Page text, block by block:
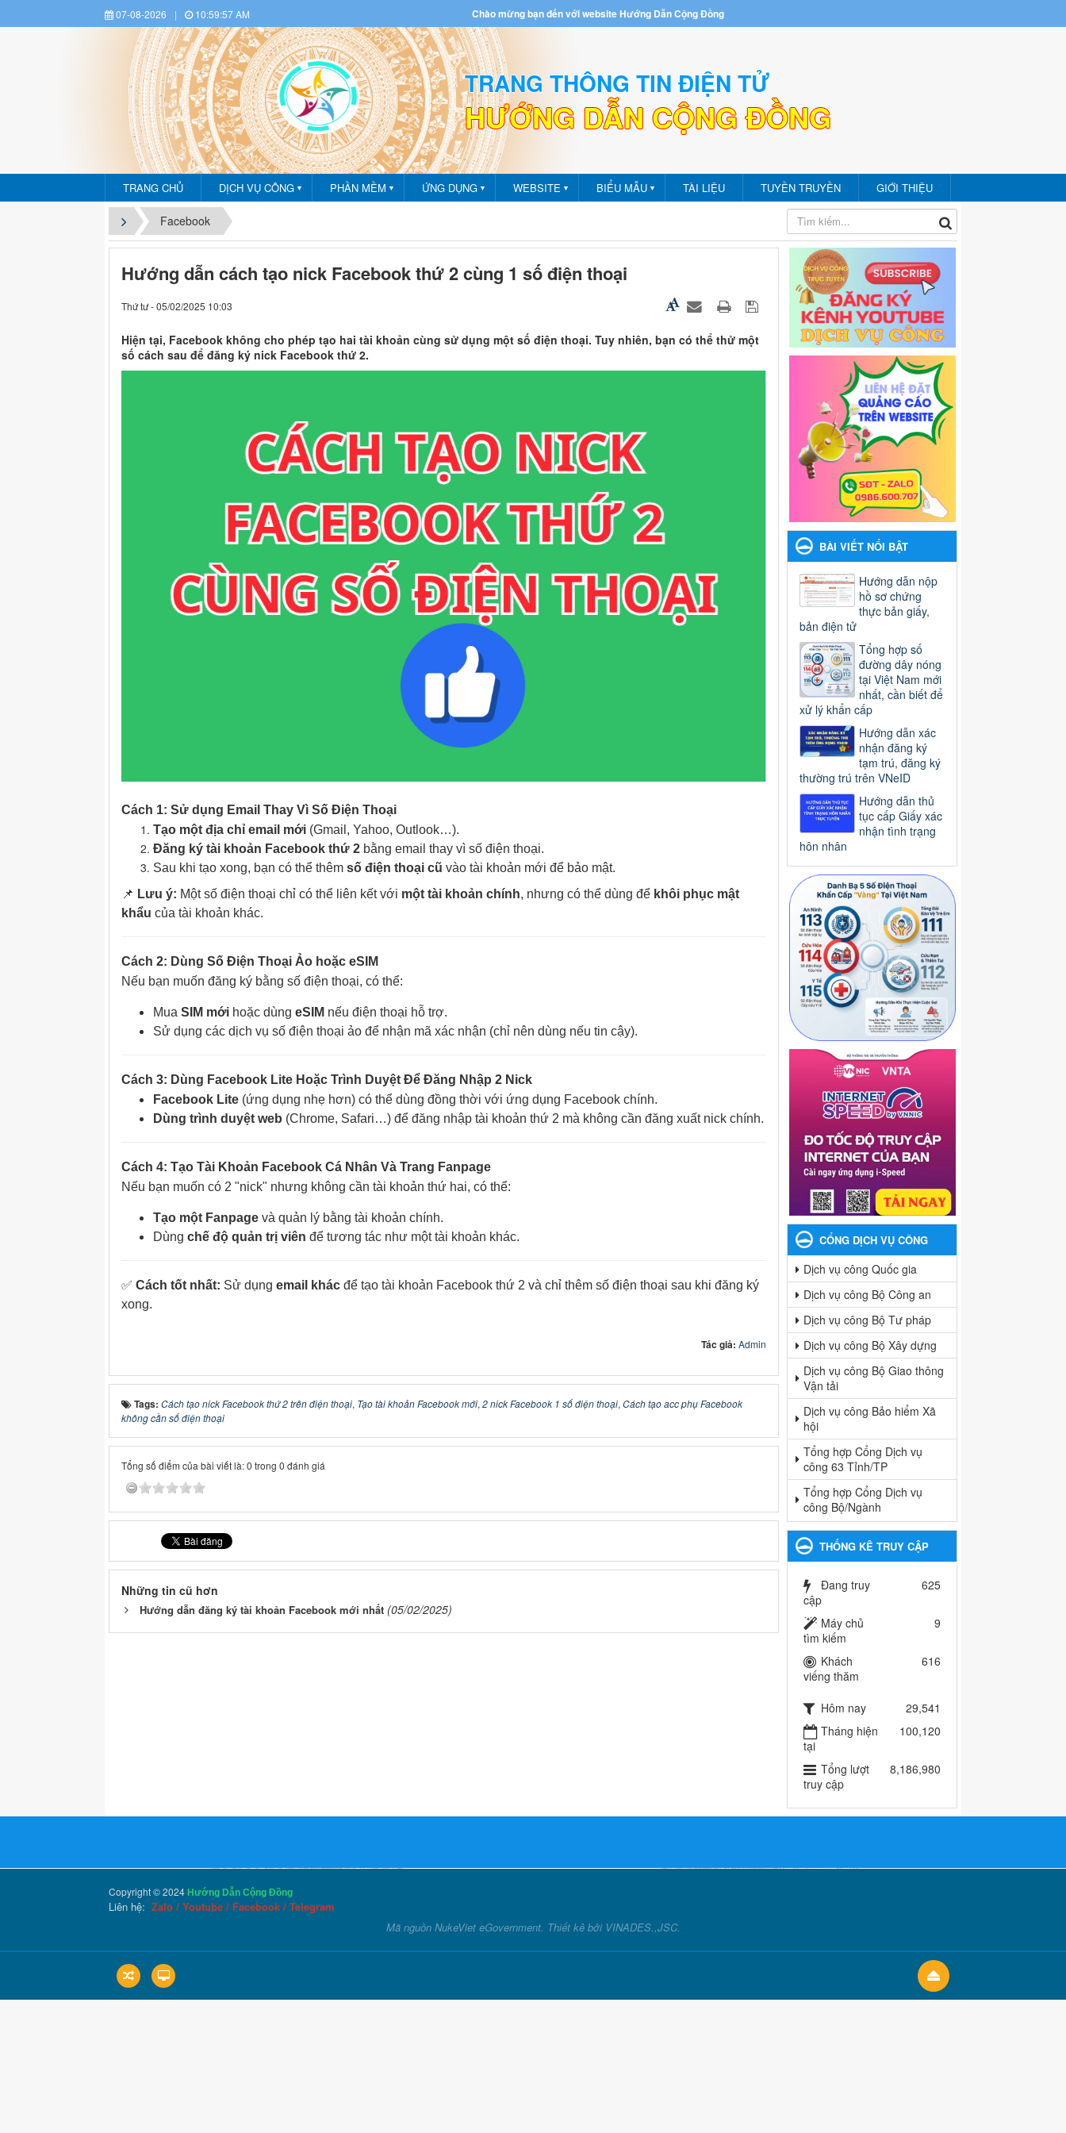
07-08-2026 | 10:59:58 AM Chào mừng bạn đến với website Hướng Dẫn Cộng Đồng
Dịch vụ công - Phần mềm - Ứng dụng
TRANG THÔNG TIN ĐIỆN TỬ
HƯỚNG DẪN CỘNG ĐỒNG
TRANG CHỦ DỊCH VỤ CÔNG ▼ PHẦN MỀM ▼ ỨNG DỤNG ▼ WEBSITE ▼ BIỂU MẪU ▼ TÀI LIỆU TUYỀN TRUYỀN GIỚI THIỆU
Facebook
Hướng dẫn cách tạo nick Facebook thứ 2 cùng 1 số điện thoại
Thứ tư - 05/02/2025 10:03
Hiện tại, Facebook không cho phép tạo hai tài khoản cùng sử dụng một số điện thoại. Tuy nhiên, bạn có thể thử một
số cách sau để đăng ký nick Facebook thứ 2.
Cách 1: Sử dụng Email Thay Vì Số Điện Thoại
Tạo một địa chỉ email mới (Gmail, Yahoo, Outlook…).
Đăng ký tài khoản Facebook thứ 2 bằng email thay vì số điện thoại.
Sau khi tạo xong, bạn có thể thêm số điện thoại cũ vào tài khoản mới để bảo mật.
📌 Lưu ý: Một số điện thoại chỉ có thể liên kết với một tài khoản chính, nhưng có thể dùng để khôi phục mật
khẩu của tài khoản khác.
Cách 2: Dùng Số Điện Thoại Ảo hoặc eSIM
Nếu bạn muốn đăng ký bằng số điện thoại, có thể:
Mua SIM mới hoặc dùng eSIM nếu điện thoại hỗ trợ.
Sử dụng các dịch vụ số điện thoại ảo để nhận mã xác nhận (chỉ nên dùng nếu tin cậy).
Cách 3: Dùng Facebook Lite Hoặc Trình Duyệt Để Đăng Nhập 2 Nick
Facebook Lite (ứng dụng nhẹ hơn) có thể dùng đồng thời với ứng dụng Facebook chính.
Dùng trình duyệt web (Chrome, Safari…) để đăng nhập tài khoản thứ 2 mà không cần đăng xuất nick chính.
Cách 4: Tạo Tài Khoản Facebook Cá Nhân Và Trang Fanpage
Nếu bạn muốn có 2 "nick" nhưng không cần tài khoản thứ hai, có thể:
Tạo một Fanpage và quản lý bằng tài khoản chính.
Dùng chế độ quản trị viên để tương tác như một tài khoản khác.
✅ Cách tốt nhất: Sử dụng email khác để tạo tài khoản Facebook thứ 2 và chỉ thêm số điện thoại sau khi đăng ký
xong.
Tác giả: Admin
Tags: Cách tạo nick Facebook thứ 2 trên điện thoại, Tạo tài khoản Facebook mới, 2 nick Facebook 1 số điện thoại, Cách tạo acc phụ Facebook
không cần số điện thoại
Tổng số điểm của bài viết là: 0 trong 0 đánh giá
Những tin cũ hơn
Hướng dẫn đăng ký tài khoản Facebook mới nhất (05/02/2025)
BÀI VIẾT NỔI BẬT
Hướng dẫn nộp
hồ sơ chứng
thực bản giấy,
bản điện tử
Tổng hợp số
đường dây nóng
tại Việt Nam mới
nhất, cần biết để
xử lý khẩn cấp
Hướng dẫn xác
nhận đăng ký
tạm trú, đăng ký
thường trú trên VNeID
Hướng dẫn thủ
tục cấp Giấy xác
nhận tình trạng
hôn nhân
CỔNG DỊCH VỤ CÔNG
Dịch vụ công Quốc gia
Dịch vụ công Bộ Công an
Dịch vụ công Bộ Tư pháp
Dịch vụ công Bộ Xây dựng
Dịch vụ công Bộ Giao thông
Vận tải
Dịch vụ công Bảo hiểm Xã
hội
Tổng hợp Cổng Dịch vụ
công 63 Tỉnh/TP
Tổng hợp Cổng Dịch vụ
công Bộ/Ngành
THỐNG KÊ TRUY CẬP
Đang truy
cập
625
Máy chủ
tìm kiếm
9
Khách
viếng thăm
616
Hôm nay
29,541
Tháng hiện
tại
100,120
Tổng lượt
truy cập
8,186,980
Copyright © 2024 Hướng Dẫn Cộng Đồng
Liên hệ: Zalo / Youtube / Facebook / Telegram
Mã nguồn NukeViet eGovernment. Thiết kê bởi VINADES.,JSC.